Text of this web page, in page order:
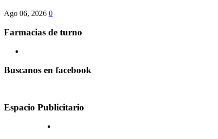
Ago 06, 2026 0
Farmacias de turno
Buscanos en facebook
Espacio Publicitario